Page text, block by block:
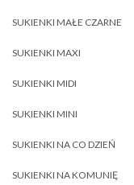
SUKIENKI MAŁE CZARNE
SUKIENKI MAXI
SUKIENKI MIDI
SUKIENKI MINI
SUKIENKI NA CO DZIEŃ
SUKIENKI NA KOMUNIĘ